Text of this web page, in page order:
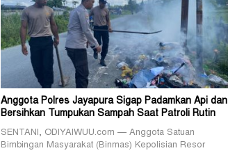
Anggota Polres Jayapura Sigap Padamkan Api dan
Bersihkan Tumpukan Sampah Saat Patroli Rutin
SENTANI, ODIYAIWUU.com — Anggota Satuan
Bimbingan Masyarakat (Binmas) Kepolisian Resor